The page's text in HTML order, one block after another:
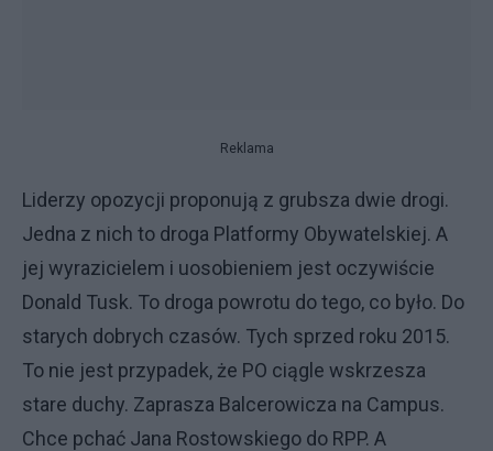
Reklama
Liderzy opozycji proponują z grubsza dwie drogi.
Jedna z nich to droga Platformy Obywatelskiej. A
jej wyrazicielem i uosobieniem jest oczywiście
Donald Tusk. To droga powrotu do tego, co było. Do
starych dobrych czasów. Tych sprzed roku 2015.
To nie jest przypadek, że PO ciągle wskrzesza
stare duchy. Zaprasza Balcerowicza na Campus.
Chce pchać Jana Rostowskiego do RPP. A